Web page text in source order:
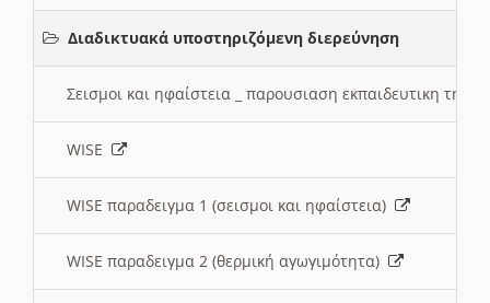
Διαδικτυακά υποστηριζόμενη διερεύνηση
Σεισμοι και ηφαίστεια _ παρουσιαση εκπαιδευτικη
WISE
WISE παραδειγμα 1 (σεισμοι και ηφαίστεια)
WISE παραδειγμα 2 (θερμική αγωγιμότητα)